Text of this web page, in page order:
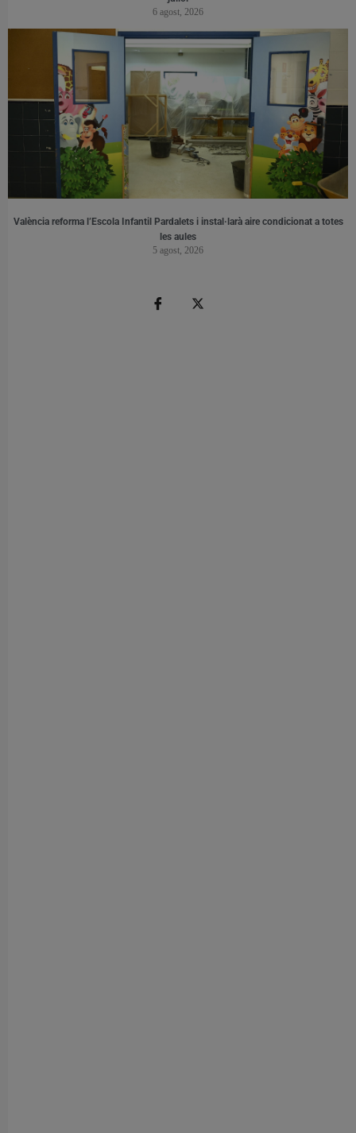
6 agost, 2026
València reforma l’Escola Infantil Pardalets i instal·larà aire condicionat a totes
les aules
5 agost, 2026